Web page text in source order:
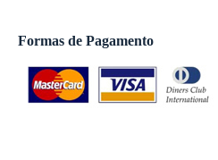
Formas de Pagamento